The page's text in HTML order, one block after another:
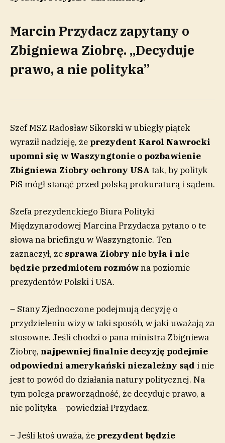
Marcin Przydacz zapytany o
Zbigniewa Ziobrę. „Decyduje
prawo, a nie polityka”
Szef MSZ Radosław Sikorski w ubiegły piątek
wyraził nadzieję, że prezydent Karol Nawrocki
upomni się w Waszyngtonie o pozbawienie
Zbigniewa Ziobry ochrony USA tak, by polityk
PiS mógł stanąć przed polską prokuraturą i sądem.
Szefa prezydenckiego Biura Polityki
Międzynarodowej Marcina Przydacza pytano o te
słowa na briefingu w Waszyngtonie. Ten
zaznaczył, że sprawa Ziobry nie była i nie
będzie przedmiotem rozmówna poziomie
prezydentów Polski i USA.
– Stany Zjednoczone podejmują decyzję o
przydzieleniu wizy w taki sposób, w jaki uważają za
stosowne. Jeśli chodzi o pana ministra Zbigniewa
Ziobrę, najpewniej finalnie decyzję podejmie
odpowiedni amerykański niezależny sąd i nie
jest to powód do działania natury politycznej. Na
tym polega praworządność, że decyduje prawo, a
nie polityka – powiedział Przydacz.
– Jeśli ktoś uważa, że prezydent będzie